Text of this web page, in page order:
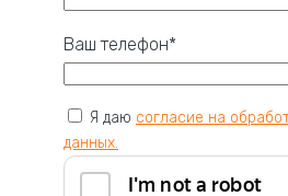
Ваш телефон*
Я даю согласие на
данных.